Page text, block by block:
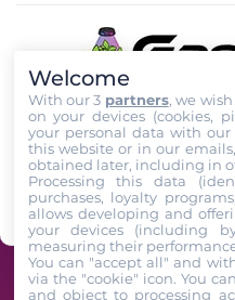
Rejoignez nous sur
Suivez-Nous
GrowLED - Équipe de passionnés
Welcome
With our 3 partners, we
on your devices (cookies,
your personal data with
this website or in our
obtained later, including in
Processing this data
purchases, loyalty
allows developing and
your devices (including
measuring their
You can "accept all" and
via the "cookie" icon. You
and object to processing